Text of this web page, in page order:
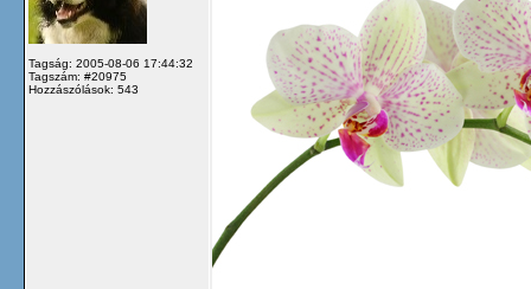
Tagság: 2005-08-06 17:44:32
Tagszám: #20975
Hozzászólások: 543